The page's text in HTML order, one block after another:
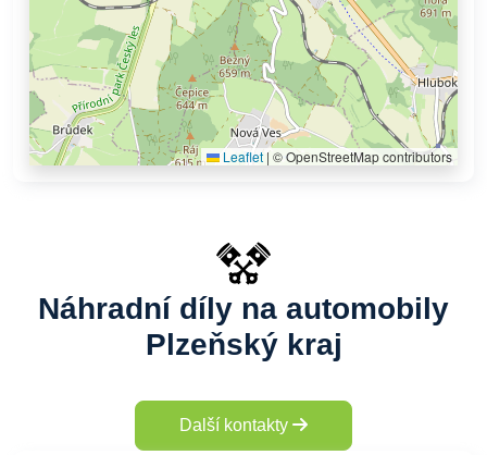
Leaflet |© OpenStreetMap contributors
Náhradní díly na automobily
Plzeňský kraj
Další kontakty